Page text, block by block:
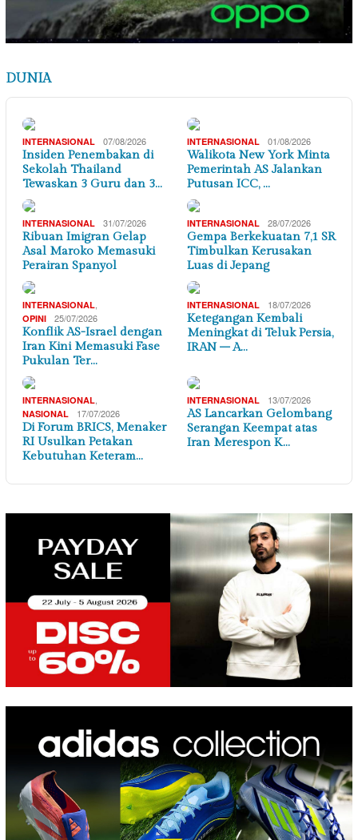
DUNIA
INTERNASIONAL 07/08/2026
Insiden Penembakan di
Sekolah Thailand
Tewaskan 3 Guru dan 3…
INTERNASIONAL 01/08/2026
Walikota New York Minta
Pemerintah AS Jalankan
Putusan ICC, …
INTERNASIONAL 31/07/2026
Ribuan Imigran Gelap
Asal Maroko Memasuki
Perairan Spanyol
INTERNASIONAL 28/07/2026
Gempa Berkekuatan 7,1 SR
Timbulkan Kerusakan
Luas di Jepang
INTERNASIONAL
OPINI 25/07/2026
Konflik AS-Israel dengan
Iran Kini Memasuki Fase
Pukulan Ter…
INTERNASIONAL 18/07/2026
Ketegangan Kembali
Meningkat di Teluk Persia,
IRAN – A…
INTERNASIONAL
NASIONAL 17/07/2026
Di Forum BRICS, Menaker
RI Usulkan Petakan
Kebutuhan Keteram…
INTERNASIONAL 13/07/2026
AS Lancarkan Gelombang
Serangan Keempat atas
Iran Merespon K…